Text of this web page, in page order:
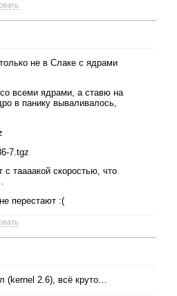
не в Слаке с ядрами
всеми ядрами, а ставю на
в панику вываливалось,
7.tgz
с таааакой скоростью, что
перестают :(
(kernel 2.6), всё круто…